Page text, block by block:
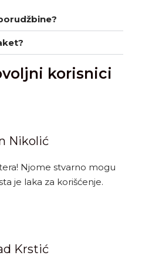
korisnici
Nikolić
Njome stvarno mogu
je laka za korišćenje.
Krstić